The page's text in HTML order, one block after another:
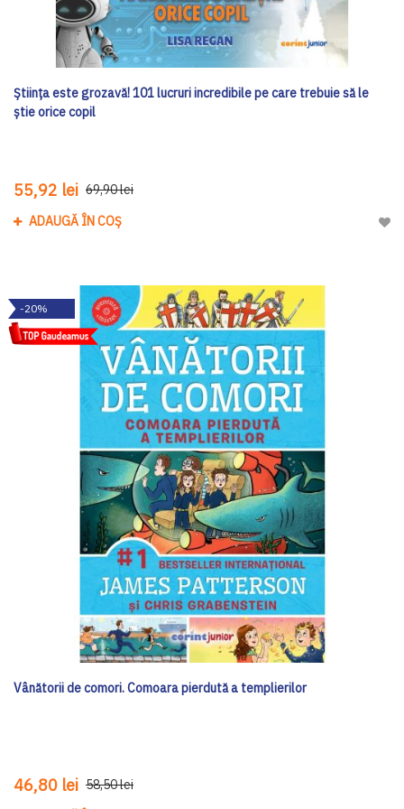
Știința este grozavă! 101 lucruri incredibile pe care trebuie să le
ştie orice copil
55,92 lei 69,90 lei
ADAUGĂ ÎN COȘ
-20%
Vânătorii de comori. Comoara pierdută a templierilor
46,80 lei 58,50 lei